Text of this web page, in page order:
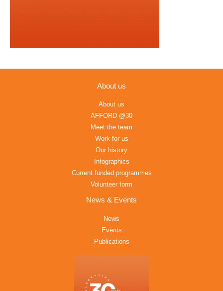
About us
About us
AFFORD @30
Meet the team
Work for us
Our history
Infographics
Current funded programmes
Volunteer form
News & Events
News
Events
Publications